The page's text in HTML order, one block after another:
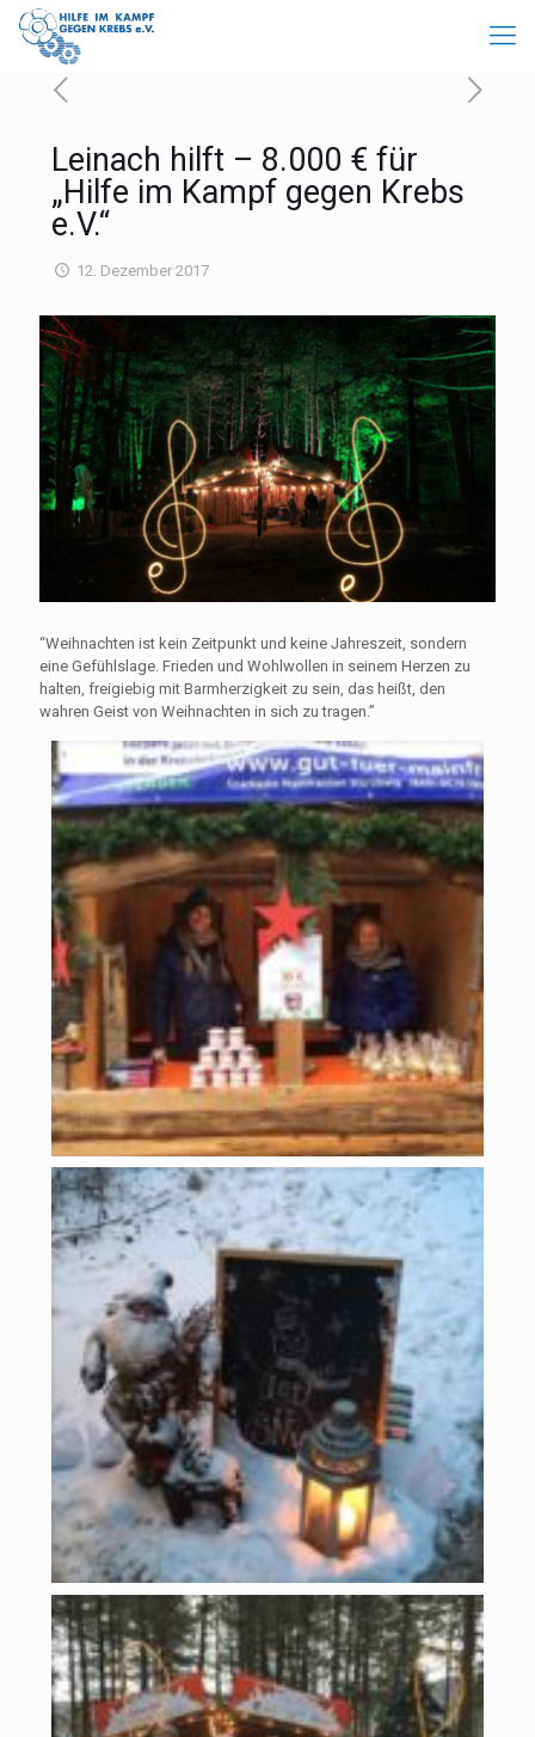
Leinach hilft – 8.000 € für
„Hilfe im Kampf gegen Krebs
e.V.“
12. Dezember 2017
“Weihnachten ist kein Zeitpunkt und keine Jahreszeit, sondern
eine Gefühlslage. Frieden und Wohlwollen in seinem Herzen zu
halten, freigiebig mit Barmherzigkeit zu sein, das heißt, den
wahren Geist von Weihnachten in sich zu tragen.”